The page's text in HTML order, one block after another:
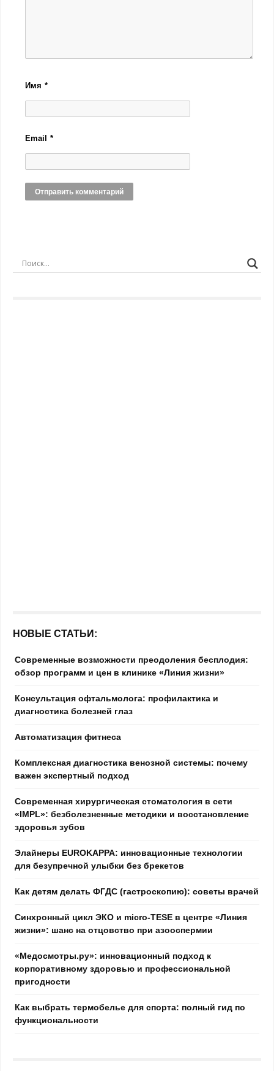
Имя*
Email*
НОВЫЕ СТАТЬИ:
Современные возможности преодоления бесплодия:
обзор программ и цен в клинике «Линия жизни»
Консультация офтальмолога: профилактика и
диагностика болезней глаз
Автоматизация фитнеса
Комплексная диагностика венозной системы: почему
важен экспертный подход
Современная хирургическая стоматология в сети
«IMPL»: безболезненные методики и восстановление
здоровья зубов
Элайнеры EUROKAPPA: инновационные технологии
для безупречной улыбки без брекетов
Как детям делать ФГДС (гастроскопию): советы врачей
Синхронный цикл ЭКО и micro-TESE в центре «Линия
жизни»: шанс на отцовство при азооспермии
«Медосмотры.ру»: инновационный подход к
корпоративному здоровью и профессиональной
пригодности
Как выбрать термобелье для спорта: полный гид по
функциональности